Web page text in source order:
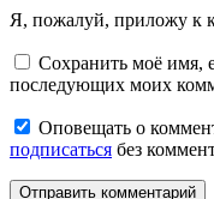
Я, пожалуй, приложу к
Сохранить моё имя,
последующих моих
Оповещать о
подписаться без